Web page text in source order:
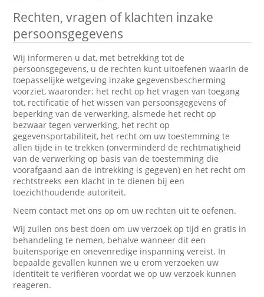
Rechten, vragen of klachten inzake
persoonsgegevens
Wij informeren u dat, met betrekking tot de
persoonsgegevens, u de rechten kunt uitoefenen waarin de
toepasselijke wetgeving inzake gegevensbescherming
voorziet, waaronder: het recht op het vragen van toegang
tot, rectificatie of het wissen van persoonsgegevens of
beperking van de verwerking, alsmede het recht op
bezwaar tegen verwerking, het recht op
gegevensportabiliteit, het recht om uw toestemming te
allen tijde in te trekken (onverminderd de rechtmatigheid
van de verwerking op basis van de toestemming die
voorafgaand aan de intrekking is gegeven) en het recht om
rechtstreeks een klacht in te dienen bij een
toezichthoudende autoriteit.
Neem contact met ons op om uw rechten uit te oefenen.
Wij zullen ons best doen om uw verzoek op tijd en gratis in
behandeling te nemen, behalve wanneer dit een
buitensporige en onevenredige inspanning vereist. In
bepaalde gevallen kunnen we u erom verzoeken uw
identiteit te verifiëren voordat we op uw verzoek kunnen
reageren.